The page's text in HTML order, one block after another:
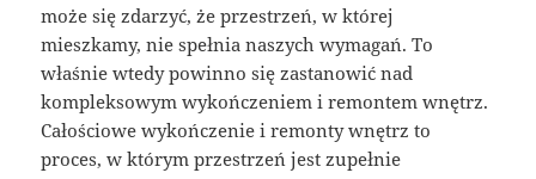
może się zdarzyć, że przestrzeń, w której
mieszkamy, nie spełnia naszych wymagań. To
właśnie wtedy powinno się zastanowić nad
kompleksowym wykończeniem i remontem wnętrz.
Całościowe wykończenie i remonty wnętrz to
proces, w którym przestrzeń jest zupełnie